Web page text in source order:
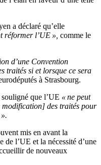
a déclaré qu’elle
réformer l’UE », comme le
d’une Convention
traités si et lorsque ce sera
à Strasbourg.
que l’UE « ne peut
modification] des traités pour
mis en avant la
l’UE et la nécessité d’une
de nouveaux